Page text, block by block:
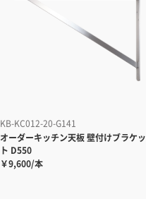
KB-KC012-20-G141
オーダーキッチン天板壁付けブラケッ
ト D550
￥9,600/本